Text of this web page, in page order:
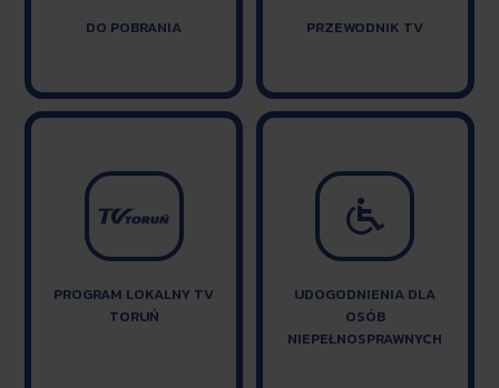
DO POBRANIA PRZEWODNIK TV
PROGRAM LOKALNY TV
TORUŃ

UDOGODNIENIA DLA
OSÓB
NIEPEŁNOSPRAWNYCH